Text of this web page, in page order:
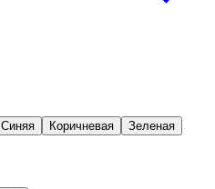
Синяя Коричневая Зеленая